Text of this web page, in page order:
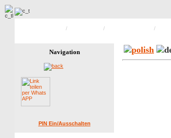
/ / /
Navigation
PIN Ein/Ausschalten